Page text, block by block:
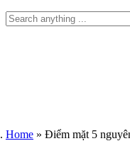
Home » Điểm mặt 5